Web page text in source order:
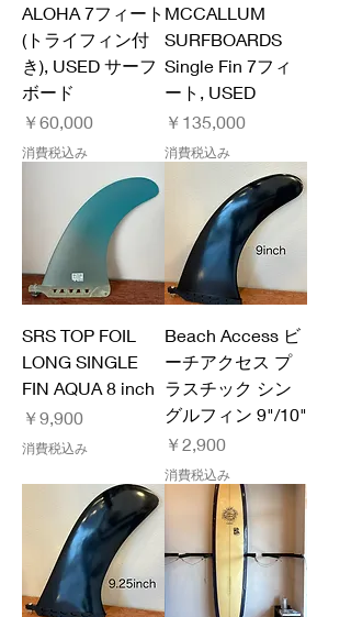
ALOHA 7フィート
(トライフィン付
き), USED サーフ
ボード
価格
￥60,000
消費税込み
MCCALLUM
SURFBOARDS
Single Fin 7フィ
ート, USED
価格
￥135,000
消費税込み
SRS TOP FOIL
LONG SINGLE
FIN AQUA 8 inch
価格
￥9,900
消費税込み
Beach Access ビ
ーチアクセス プ
ラスチック シン
グルフィン 9"/10"
価格
￥2,900
消費税込み